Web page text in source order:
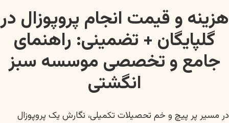
هزینه و قیمت انجام پروپوزال در
گلپایگان + تضمینی: راهنمای
جامع و تخصصی موسسه سبز
انگشتی
در مسیر پر پیچ و خم تحصیلات تکمیلی، نگارش یک پروپوزال